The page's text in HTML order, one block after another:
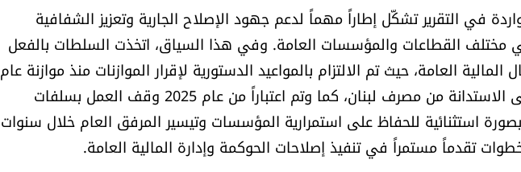
في التقرير تشكّل إطاراً مهماً لدعم جهود الإصلاح الجارية وتعزيز الشفافية
القطاعات والمؤسسات العامة. وفي هذا السياق، اتخذت السلطات بالفعل
العامة، حيث تم الالتزام بالمواعيد الدستورية لإقرار الموازنات منذ موازنة عام
2024، وأوقفت الحكومة اللجوء الى الاستدانة من مصرف لبنان، كما وتم اعتباراً من عام 2025 وقف العمل بسلفات
بصورة استثنائية للحفاظ على استمرارية المؤسسات وتيسير المرفق العام خلال سنوات
تقدماً مستمراً في تنفيذ إصلاحات الحوكمة وإدارة المالية العامة.